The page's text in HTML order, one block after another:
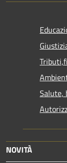
Salute,
NOVITÀ